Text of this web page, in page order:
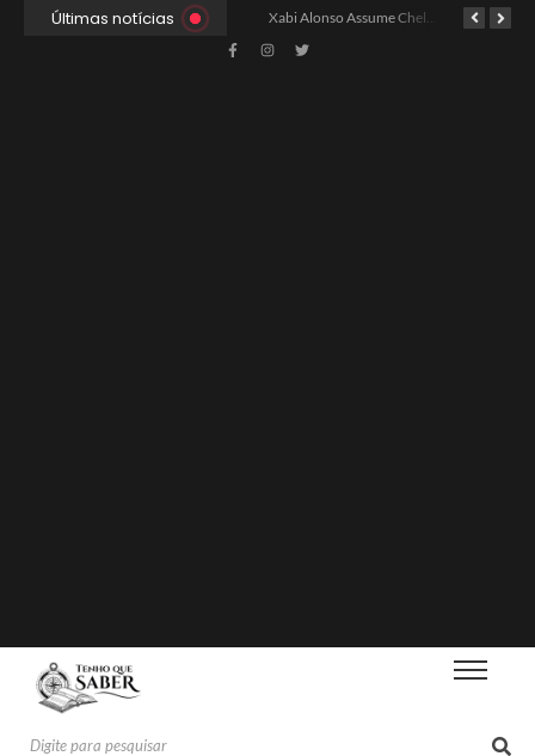
Últimas notícias China e EUA Buscam Expansão do Comércio Agrícola